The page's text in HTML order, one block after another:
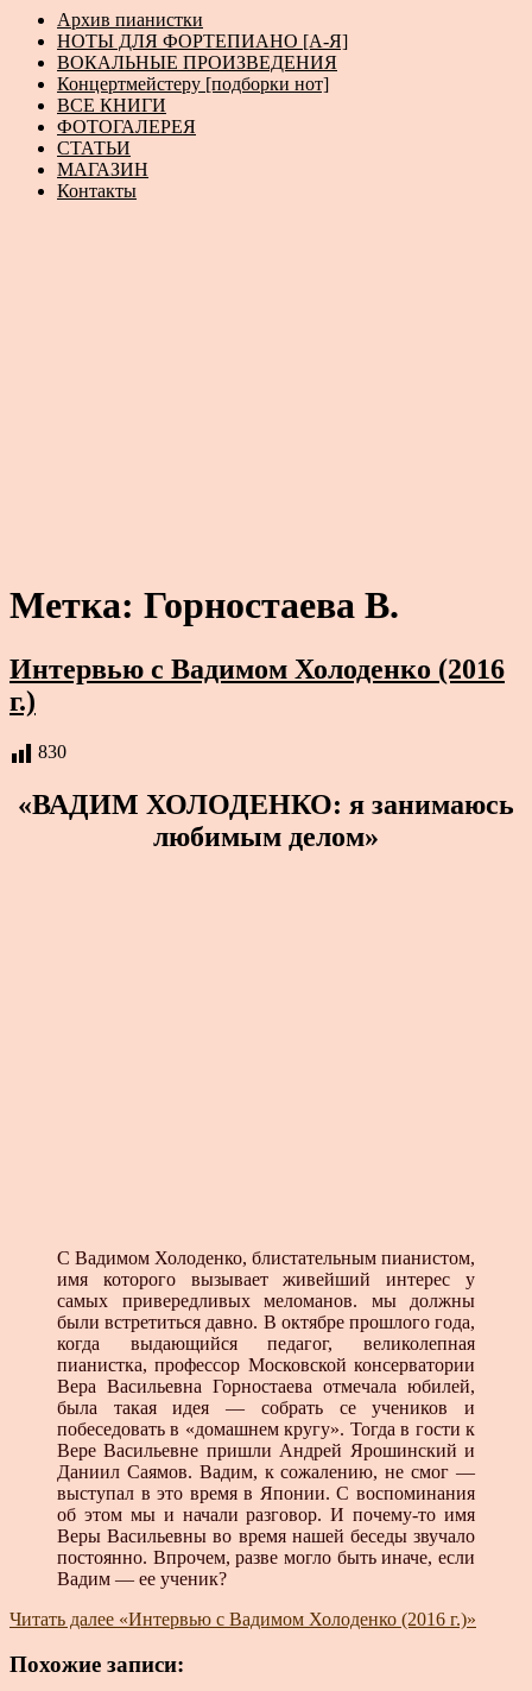
Архив пианистки
НОТЫ ДЛЯ ФОРТЕПИАНО [А-Я]
ВОКАЛЬНЫЕ ПРОИЗВЕДЕНИЯ
Концертмейстеру [подборки нот]
ВСЕ КНИГИ
ФОТОГАЛЕРЕЯ
СТАТЬИ
МАГАЗИН
Контакты
Метка: Горностаева В.
Интервью с Вадимом Холоденко (2016
г.)
830
«ВАДИМ ХОЛОДЕНКО: я занимаюсь
любимым делом»
С Вадимом Холоденко, блистательным пианистом,
имя которого вызывает живейший интерес у
самых привередливых меломанов. мы должны
были встретиться давно. В октябре прошлого года,
когда выдающийся педагог, великолепная
пианистка, профессор Московской консерватории
Вера Васильевна Горностаева отмечала юбилей,
была такая идея — собрать се учеников и
побеседовать в «домашнем кругу». Тогда в гости к
Вере Васильевне пришли Андрей Ярошинский и
Даниил Саямов. Вадим, к сожалению, не смог —
выступал в это время в Японии. С воспоминания
об этом мы и начали разговор. И почему-то имя
Веры Васильевны во время нашей беседы звучало
постоянно. Впрочем, разве могло быть иначе, если
Вадим — ее ученик?
Читать далее «Интервью с Вадимом Холоденко (2016 г.)»
Похожие записи: